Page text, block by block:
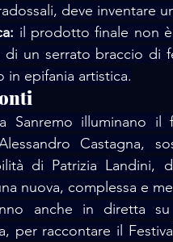
deve inventare
il prodotto finale non
un serrato braccio di
in epifania artistica.
illuminano il
Castagna,
di Patrizia
nuova, complessa e
anche in diretta su
per raccontare il